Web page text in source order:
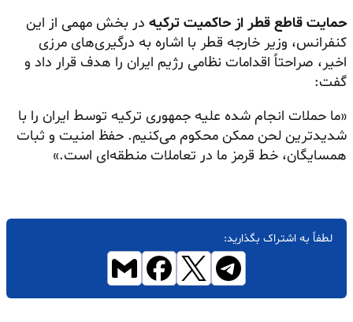
حمایت قاطع قطر از حاکمیت ترکیه در بخش مهمی از این
کنفرانس، وزیر خارجه قطر با اشاره به درگیری‌های مرزی
اخیر، صراحتاً اقدامات نظامی رژیم ایران را هدف قرار داد و
گفت:
«ما حملات انجام شده علیه جمهوری ترکیه توسط ایران را با
شدیدترین لحن ممکن محکوم می‌کنیم. حفظ امنیت و ثبات
همسایگان، خط قرمز ما در تعاملات منطقه‌ای است.»
لطفاً به اشتراک بگذارید: